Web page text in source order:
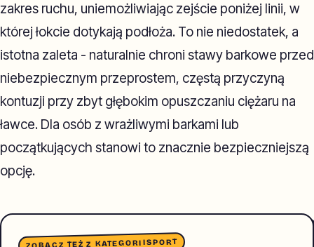
zakres ruchu, uniemożliwiając zejście poniżej linii, w
której łokcie dotykają podłoża. To nie niedostatek, a
istotna zaleta - naturalnie chroni stawy barkowe przed
niebezpiecznym przeprostem, częstą przyczyną
kontuzji przy zbyt głębokim opuszczaniu ciężaru na
ławce. Dla osób z wrażliwymi barkami lub
początkujących stanowi to znacznie bezpieczniejszą
opcję.
ZOBACZ TEŻ Z KATEGORIISPORT